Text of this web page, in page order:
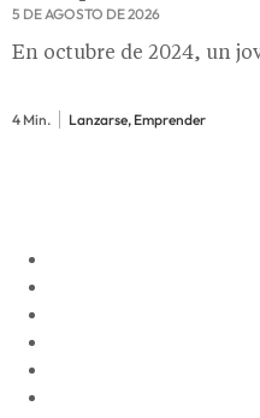
5 DE AGOSTO DE 2026
En octubre de 2024, un
4 Min. Lanzarse, Emprender